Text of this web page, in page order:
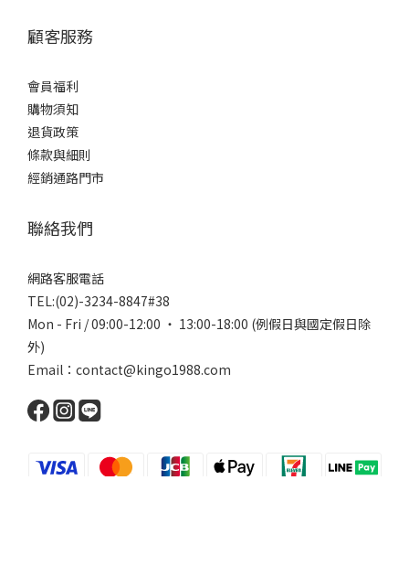
顧客服務
會員福利
購物須知
退貨政策
條款與細則
經銷通路門市
聯絡我們
網路客服電話
TEL:(02)-3234-8847#38
Mon - Fri / 09:00-12:00 ‧ 13:00-18:00 (例假日與國定假日除
外)
Email：contact@kingo1988.com